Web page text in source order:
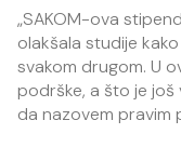
„SAKOM-ova
olakšala studije
svakom drugom. U
podrške, a što je još
da nazovem pravim